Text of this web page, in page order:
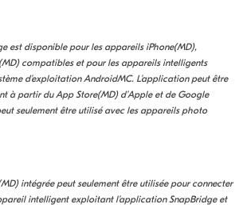
est disponible pour les appareils iPhone(MD),
compatibles et pour les appareils intelligents
d’exploitation AndroidMC. L’application peut être
à partir du App Store(MD) d’Apple et de Google
seulement être utilisé avec les appareils photo
intégrée peut seulement être utilisée pour connecter
intelligent exploitant l’application SnapBridge et